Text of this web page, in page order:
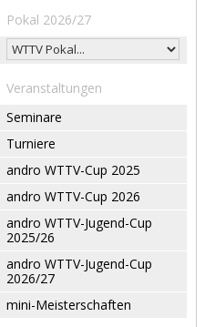
Pokal 2026/27
Veranstaltungen
Seminare
Turniere
andro WTTV-Cup 2025
andro WTTV-Cup 2026
andro WTTV-Jugend-Cup
2025/26
andro WTTV-Jugend-Cup
2026/27
mini-Meisterschaften